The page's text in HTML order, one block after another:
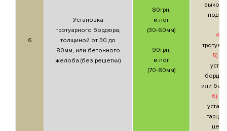
6
Установка
тротуарного бордюра,
толщиной от 30 до
80мм, или бетонного
желоба (без решетки)
80грн,
м.пог
(30-60мм)
90грн,
м.пог
(70-80мм)
под
4)
5).
или
6).